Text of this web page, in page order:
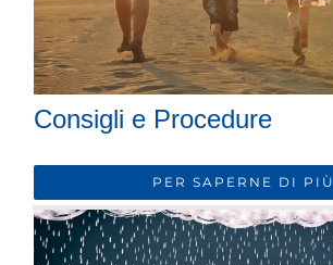
Consigli e Procedure
PER SAPERNE DI PIÙ